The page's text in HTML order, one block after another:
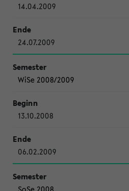
14.04.2009
24.07.2009
WiSe 2008/2009
13.10.2008
06.02.2009